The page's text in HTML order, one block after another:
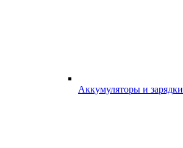
Аккумуляторы и зарядки